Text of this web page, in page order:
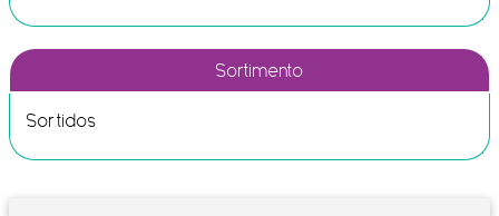
Sortimento
Sortidos